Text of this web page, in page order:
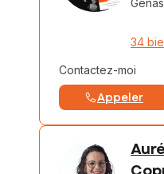
34
Contactez-moi
Appeler